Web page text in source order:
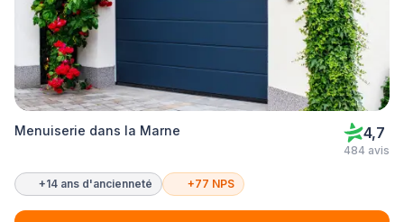
Menuiserie dans la Marne 4,7
484 avis
+14 ans d'ancienneté +77 NPS